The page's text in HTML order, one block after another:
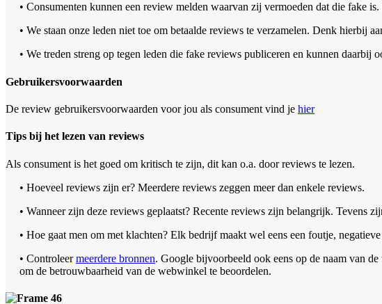
• Consumenten kunnen een review melden waarvan zij vermoeden dat die fake
• We staan onze leden niet toe om betaalde reviews te verzamelen. Denk hierbij
• We treden streng op tegen leden die fake reviews publiceren en kunnen daarbij
Gebruikersvoorwaarden
De review gebruikersvoorwaarden voor jou als consument vind je hier
Tips bij het lezen van reviews
Als consument is het goed om kritisch te zijn, dit kan o.a. door reviews te lezen.
• Hoeveel reviews zijn er? Meerdere reviews zeggen meer dan enkele reviews.
• Wanneer zijn deze reviews geplaatst? Recente reviews zijn belangrijk. Tevens
• Hoe gaat men om met klachten? Elk bedrijf maakt wel eens een foutje,
• Controleermeerdere bronnen. Google bijvoorbeeld ook eens op de naam van
om de betrouwbaarheid van de webwinkel te beoordelen.